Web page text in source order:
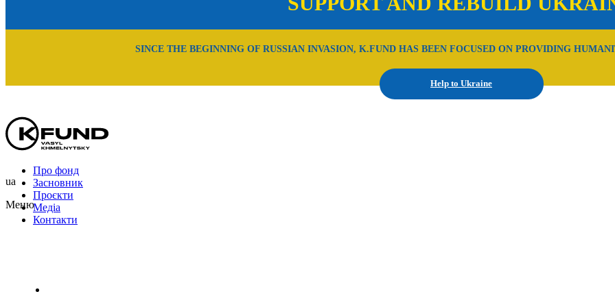
SINCE THE BEGINNING OF RUSSIAN INVASION, K.FUND HAS BEEN FOCUSED ON PROVIDING
Help to Ukraine
Про фонд
Засновник
Проєкти
Медіа
Контакти
ua
Меню